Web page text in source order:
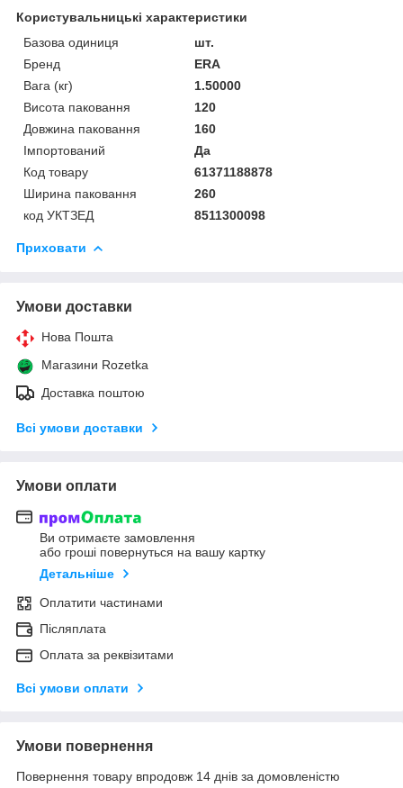
Користувальницькі характеристики
Базова одиниця
шт.
Бренд
ERA
Вага (кг)
1.50000
Висота паковання
120
Довжина паковання
160
Імпортований
Да
Код товару
61371188878
Ширина паковання
260
код УКТЗЕД
8511300098
Приховати
Умови доставки
Нова Пошта
Магазини Rozetka
Доставка поштою
Всі умови доставки
Умови оплати
Ви отримаєте замовлення
або гроші повернуться на вашу картку
Детальніше
Оплатити частинами
Післяплата
Оплата за реквізитами
Всі умови оплати
Умови повернення
Повернення товару впродовж 14 днів за домовленістю